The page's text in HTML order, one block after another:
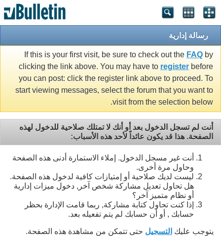
رسالة إدارية
If this is your first visit, be sure to check out the FAQ by
clicking the link above. You may have to register before
you can post: click the register link above to proceed. To
start viewing messages, select the forum that you want to
visit from the selection below.
أنت لم تسجل الدخول بعد أو أنك لا تمتلك صلاحية للدخول لهذه
الصفحة. هذا قد يكون عائداً لأحد هذه الأسباب:
أنت غير مسجل الدخول. إملاء الاستمارة أدنى هذه الصفحة
وحاول مرة أخرى.
ليست لديك صلاحية أو إمتيازات كافية لدخول هذه الصفحة.
هل تحاول تعديل مشاركة شخص آخر, دخول ميزات إدارية
أو نظام متميز آخر؟
إذا كنت تحاول كتابة مشاركة, ربما قامت الإدارة بحظر
حسابك , أو أن حسابك لم يتم تفعيله بعد.
يتوجب عليك التسجيل حتى تتمكن من مشاهدة هذه الصفحة.